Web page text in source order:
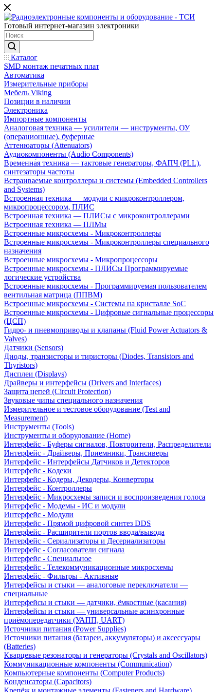
Готовый интернет-магазин электроники
Каталог
SMD монтаж печатных плат
Автоматика
Измерительные приборы
Мебель Viking
Позиции в наличии
Электроника
Импортные компоненты
Аналоговая техника — усилители — инструменты, ОУ
(операционные), буферные
Аттенюаторы (Attenuators)
Аудиокомпоненты (Audio Components)
Временна́я техника — тактовые генераторы, ФАПЧ (PLL),
синтезаторы частоты
Встраиваемые контроллеры и системы (Embedded Controllers
and Systems)
Встроенная техника — модули с микроконтроллером,
микропроцессором, ПЛИС
Встроенная техника — ПЛИСы с микроконтроллерами
Встроенная техника — ПЛМы
Встроенные микросхемы - Микроконтроллеры
Встроенные микросхемы - Микроконтроллеры специального
назначения
Встроенные микросхемы - Микропроцессоры
Встроенные микросхемы - ПЛИСы Программируемые
логические устройства
Встроенные микросхемы - Программируемая пользователем
вентильная матрица (ППВМ)
Встроенные микросхемы - Системы на кристалле SoC
Встроенные микросхемы - Цифровые сигнальные процессоры
(ЦСП)
Гидро- и пневмоприводы и клапаны (Fluid Power Actuators &
Valves)
Датчики (Sensors)
Диоды, транзисторы и тиристоры (Diodes, Transistors and
Thyristors)
Дисплеи (Displays)
Драйверы и интерфейсы (Drivers and Interfaces)
Защита цепей (Circuit Protection)
Звуковые чипы специального назначения
Измерительное и тестовое оборудование (Test and
Measurement)
Инструменты (Tools)
Инструменты и оборудование (Home)
Интерфейс - Буферы сигналов, Повторители, Распределители
Интерфейс - Драйверы, Приемники, Трансиверы
Интерфейс - Интерфейсы Датчиков и Детекторов
Интерфейс - Кодеки
Интерфейс - Кодеры, Декодеры, Конверторы
Интерфейс - Контроллеры
Интерфейс - Микросхемы записи и воспроизведения голоса
Интерфейс - Модемы - ИС и модули
Интерфейс - Модули
Интерфейс - Прямой цифровой синтез DDS
Интерфейс - Расширители портов ввода/вывода
Интерфейс - Сериализаторы и Десериализаторы
Интерфейс - Согласователи сигнала
Интерфейс - Специальное
Интерфейс - Телекоммуникационные микросхемы
Интерфейс - Фильтры - Активные
Интерфейсы и стыки — аналоговые переключатели —
специальные
Интерфейсы и стыки — датчики, ёмкостные (касания)
Интерфейсы и стыки — универсальные асинхронные
приёмопередатчики (УАПП, UART)
Источники питания (Power Supplies)
Источники питания (батареи, аккумуляторы) и аксессуары
(Batteries)
Кварцевые резонаторы и генераторы (Crystals and Oscillators)
Коммуникационные компоненты (Communication)
Компьютерные компоненты (Computer Products)
Конденсаторы (Capacitors)
Крепёж и монтажные элементы (Fasteners and Hardware)